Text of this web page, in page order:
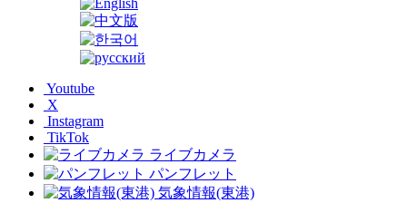
Youtube
X
Instagram
TikTok
ライブカメラ
パンフレット
気象情報(東港)